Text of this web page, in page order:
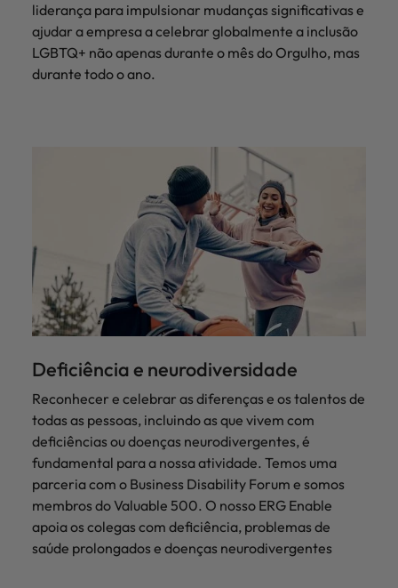
liderança para impulsionar mudanças significativas e
ajudar a empresa a celebrar globalmente a inclusão
LGBTQ+ não apenas durante o mês do Orgulho, mas
durante todo o ano.
Deficiência e neurodiversidade
Reconhecer e celebrar as diferenças e os talentos de
todas as pessoas, incluindo as que vivem com
deficiências ou doenças neurodivergentes, é
fundamental para a nossa atividade. Temos uma
parceria com o Business Disability Forum e somos
membros do Valuable 500. O nosso ERG Enable
apoia os colegas com deficiência, problemas de
saúde prolongados e doenças neurodivergentes